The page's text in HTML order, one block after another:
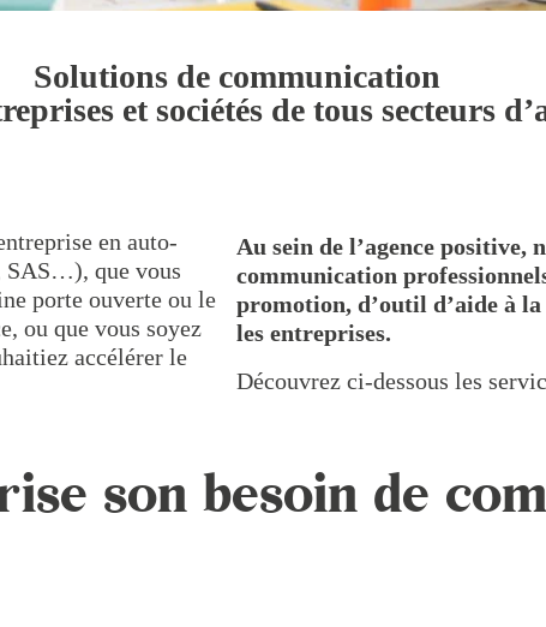
Solutions de communication
et sociétés de tous secteurs
en auto-
SAS…), que vous
porte ouverte ou le
ou que vous soyez
accélérer le
Au sein de l’agence positive,
communication
promotion, d’outil d’aide à
les entreprises.
Découvrez ci-dessous les
son besoin de